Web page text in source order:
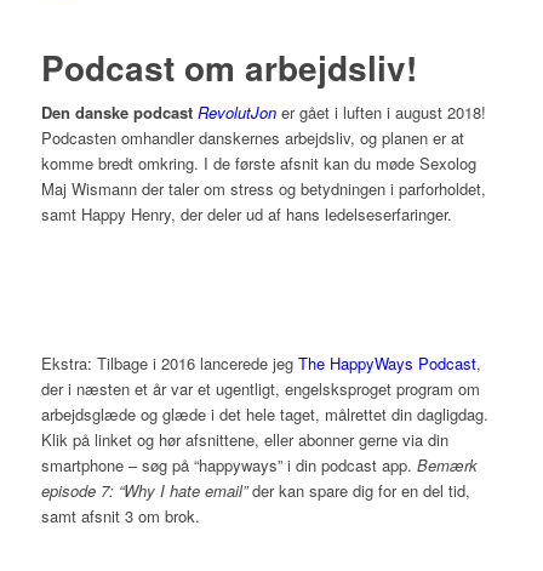
Podcast om arbejdsliv!
Den danske podcast RevolutJoner gået i luften i august 2018!
Podcasten omhandler danskernes arbejdsliv, og planen er at
komme bredt omkring. I de første afsnit kan du møde Sexolog
Maj Wismann der taler om stress og betydningen i parforholdet,
samt Happy Henry, der deler ud af hans ledelseserfaringer.
Ekstra: Tilbage i 2016 lancerede jeg The HappyWays Podcast,
der i næsten et år var et ugentligt, engelsksproget program om
arbejdsglæde og glæde i det hele taget, målrettet din dagligdag.
Klik på linket og hør afsnittene, eller abonner gerne via din
smartphone – søg på “happyways” i din podcast app. Bemærk
episode 7: “Why I hate email”der kan spare dig for en del tid,
samt afsnit 3 om brok.